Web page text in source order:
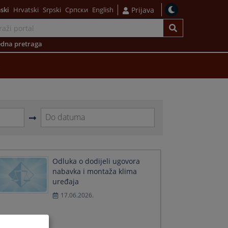
Hrvatski Srpski Српски English Prijava
pretraga
to
interact
with
calendar
and
a
Odluka o dodijeli ugovora
nabavka i montaža klima
uređaja
17.06.2026.